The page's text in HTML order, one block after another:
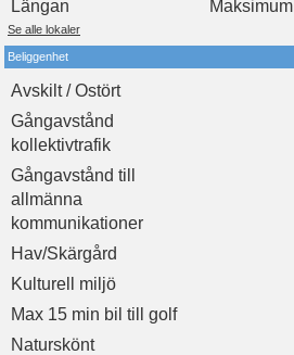
Längan
Maksimum
Se alle lokaler
Beliggenhet
Avskilt / Ostört
Gångavstånd
kollektivtrafik
Gångavstånd till
allmänna
kommunikationer
Hav/Skärgård
Kulturell miljö
Max 15 min bil till golf
Naturskönt